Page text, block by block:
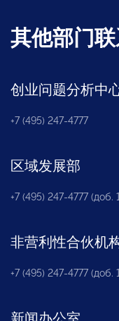
其他部门
创业问题分析中
+7 (495) 247-4777
区域发展部
+7 (495) 247-4777 (доб.
非营利性合伙机
+7 (495) 247-4777 (доб.